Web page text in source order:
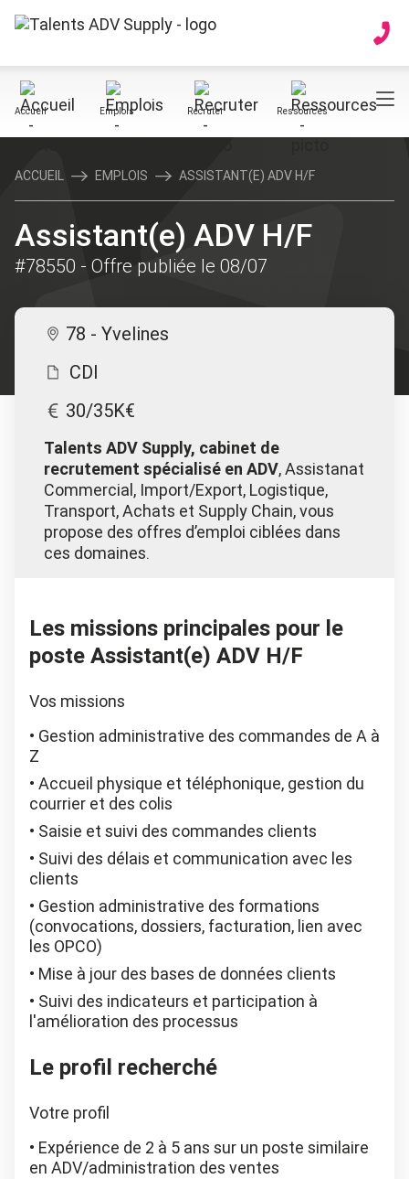
Accueil Emplois Recruter Ressources
ACCUEIL EMPLOIS ASSISTANT(E) ADV H/F
Assistant(e) ADV H/F
#78550 - Offre publiée le 08/07
78 - Yvelines
CDI
30/35K€
Talents ADV Supply, cabinet de
recrutement spécialisé en ADV, Assistanat
Commercial, Import/Export, Logistique,
Transport, Achats et Supply Chain, vous
propose des offres d’emploi ciblées dans
ces domaines.
Les missions principales pour le
poste Assistant(e) ADV H/F
Vos missions
Gestion administrative des commandes de A à
Z
Accueil physique et téléphonique, gestion du
courrier et des colis
Saisie et suivi des commandes clients
Suivi des délais et communication avec les
clients
Gestion administrative des formations
(convocations, dossiers, facturation, lien avec
les OPCO)
Mise à jour des bases de données clients
Suivi des indicateurs et participation à
l'amélioration des processus
Le profil recherché
Votre profil
Expérience de 2 à 5 ans sur un poste similaire
en ADV/administration des ventes